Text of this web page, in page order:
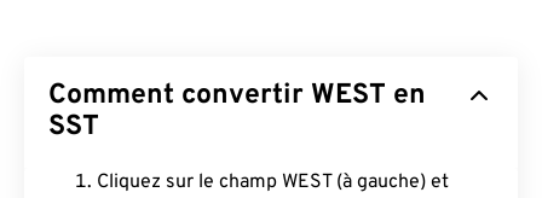
Comment convertir WEST en
SST
Cliquez sur le champ WEST (à gauche) et